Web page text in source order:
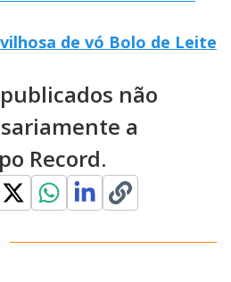
de vó Bolo de Leite
não
a
Record.